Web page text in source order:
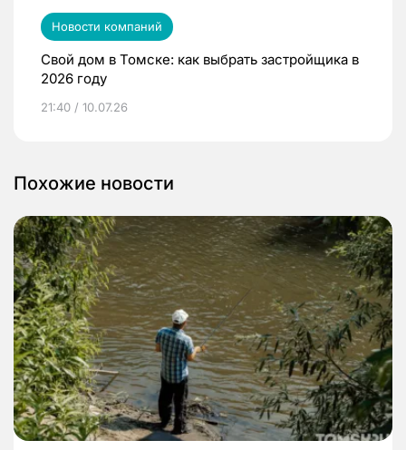
Новости компаний
Свой дом в Томске: как выбрать застройщика в
2026 году
21:40 / 10.07.26
Похожие новости